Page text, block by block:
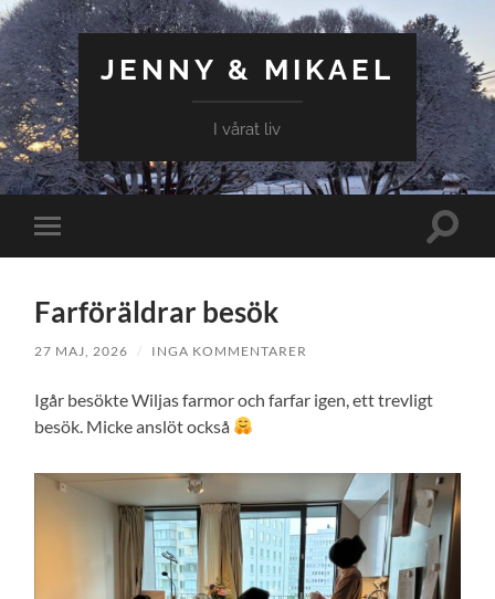
JENNY & MIKAEL
I vårat liv
Slå
på/av
Slå
Farföräldrar besök
27 MAJ, 2026 / INGA KOMMENTARER
Igår besökte Wiljas farmor och farfar igen, ett trevligt
besök. Micke anslöt också